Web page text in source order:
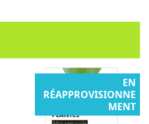
EN
RÉAPPROVISIONNE
MENT